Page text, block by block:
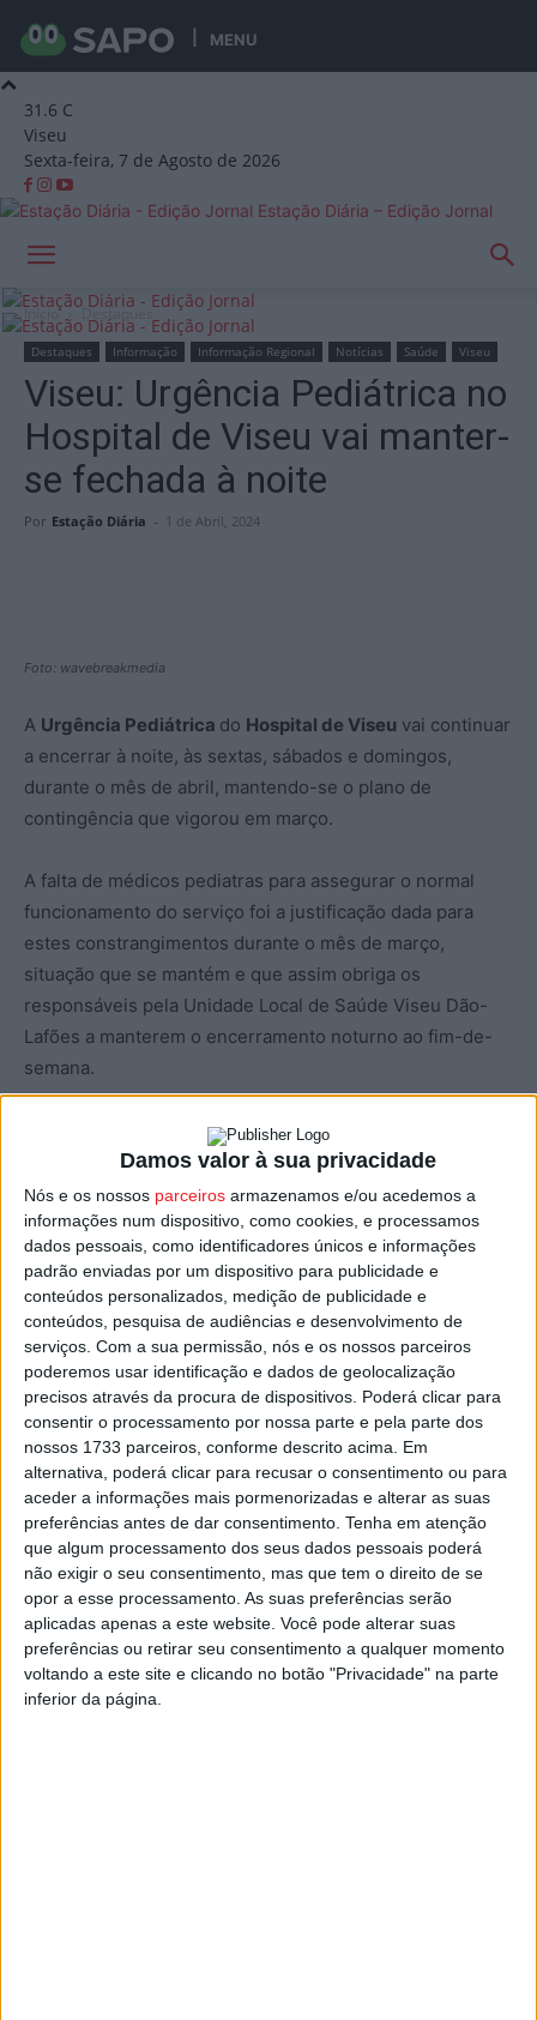
Damos valor à sua privacidade
Nós e os nossos parceiros armazenamos e/ou acedemos a
informações num dispositivo, como cookies, e processamos
dados pessoais, como identificadores únicos e informações
padrão enviadas por um dispositivo para publicidade e
conteúdos personalizados, medição de publicidade e
conteúdos, pesquisa de audiências e desenvolvimento de
serviços. Com a sua permissão, nós e os nossos parceiros
poderemos usar identificação e dados de geolocalização
precisos através da procura de dispositivos. Poderá clicar para
consentir o processamento por nossa parte e pela parte dos
nossos 1733 parceiros, conforme descrito acima. Em
alternativa, poderá clicar para recusar o consentimento ou para
aceder a informações mais pormenorizadas e alterar as suas
preferências antes de dar consentimento. Tenha em atenção
que algum processamento dos seus dados pessoais poderá
não exigir o seu consentimento, mas que tem o direito de se
opor a esse processamento. As suas preferências serão
aplicadas apenas a este website. Você pode alterar suas
preferências ou retirar seu consentimento a qualquer momento
voltando a este site e clicando no botão "Privacidade" na parte
inferior da página.
MENU
31.6 C
Viseu
Sexta-feira, 7 de Agosto de 2026
Estação Diária – Edição Jornal
Início Destaques
Destaques Informação Informação Regional Notícias Saúde Viseu
Viseu: Urgência Pediátrica no
Hospital de Viseu vai manter-
se fechada à noite
Por Estação Diária - 1 de Abril, 2024
Foto: wavebreakmedia
A Urgência Pediátrica do Hospital de Viseu vai continuar
a encerrar à noite, às sextas, sábados e domingos,
durante o mês de abril, mantendo-se o plano de
contingência que vigorou em março.
A falta de médicos pediatras para assegurar o normal
funcionamento do serviço foi a justificação dada para
estes constrangimentos durante o mês de março,
situação que se mantém e que assim obriga os
responsáveis pela Unidade Local de Saúde Viseu Dão-
Lafões a manterem o encerramento noturno ao fim-de-
semana.
O plano de contingência vai manter o encerramento
durante alguns períodos para poder garantir o
funcionamento das várias valências do Serviço de
Pediatria e do Bloco de Partos do Serviço de
Ginecologia-Obstetrícia.
O normal funcionamento da Urgência Pediátrica
acontecerá de segunda a quinta-feira e a Urgência
Pediátrica Externa encerra nos períodos noturnos de
sexta-feira, sábado e domingo, entre as 20:00 e as 09:00
do dia seguinte.
Mantém-se uma equipa de Pediatria que garante a
Urgência Pediátrica Interna para crianças internadas e
crianças em vigilância ou tratamento no Serviço de
Urgência.
Fica também assegurado o normal funcionamento do
Bloco de Partos e Neonatologia nos sete dias da semana